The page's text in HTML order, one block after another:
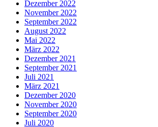
Dezember 2022
November 2022
September 2022
August 2022
Mai 2022
März 2022
Dezember 2021
September 2021
Juli 2021
März 2021
Dezember 2020
November 2020
September 2020
Juli 2020